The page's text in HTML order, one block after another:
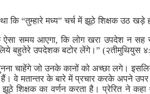
कि “तुम्हारे मध्य” चर्च में झूठे शिक्षक उठ
ऐसा समय आएगा, कि लोग खरा उपदेश न
बहुतेरे उपदेशक बटोर लेंगे।” (२तीमुथियुस
चाहेंगे जो उनके कानों को अच्छा लगे।
वे मतान्तर के बारे में प्रचार करके अपने उपर
शिक्षक का वर्णन करता है। प्रेरित ने कहा